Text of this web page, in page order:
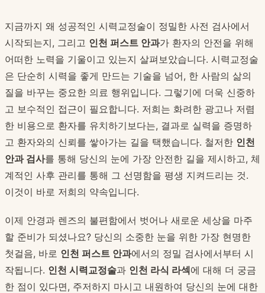
지금까지 왜 성공적인 시력교정술이 정밀한 사전 검사에서
시작되는지, 그리고 인천 퍼스트 안과가 환자의 안전을 위해
어떠한 노력을 기울이고 있는지 살펴보았습니다. 시력교정술
은 단순히 시력을 좋게 만드는 기술을 넘어, 한 사람의 삶의
질을 바꾸는 중요한 의료 행위입니다. 그렇기에 더욱 신중하
고 보수적인 접근이 필요합니다. 저희는 화려한 광고나 저렴
한 비용으로 환자를 유치하기보다는, 결과로 실력을 증명하
고 환자와의 신뢰를 쌓아가는 길을 택했습니다. 철저한 인천
안과 검사를 통해 당신의 눈에 가장 안전한 길을 제시하고, 체
계적인 사후 관리를 통해 그 선명함을 평생 지켜드리는 것.
이것이 바로 저희의 약속입니다.
이제 안경과 렌즈의 불편함에서 벗어나 새로운 세상을 마주
할 준비가 되셨나요? 당신의 소중한 눈을 위한 가장 현명한
첫걸음, 바로 인천 퍼스트 안과에서의 정밀 검사에서부터 시
작됩니다. 인천 시력교정술과 인천 라식 라섹에 대해 더 궁금
한 점이 있다면, 주저하지 마시고 내원하여 당신의 눈에 대한